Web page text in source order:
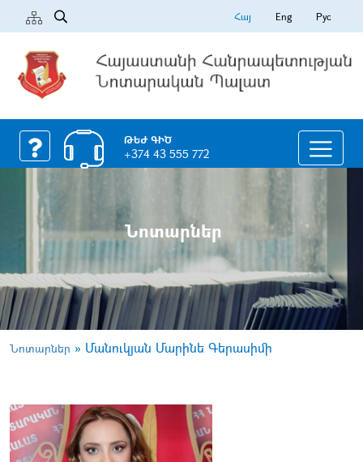
Հայ Eng Рус
ԹԵԺ ԳԻԾ
+374 43 555 772
Նոտարներ
Նոտարներ » Մանուկյան Մարինե Գերասիմի